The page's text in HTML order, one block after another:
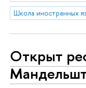
Школа иностранных
Открыт